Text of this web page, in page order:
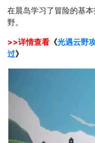
在晨岛学习了冒险的基
野。
>>详情查看 《光遇云野
过》